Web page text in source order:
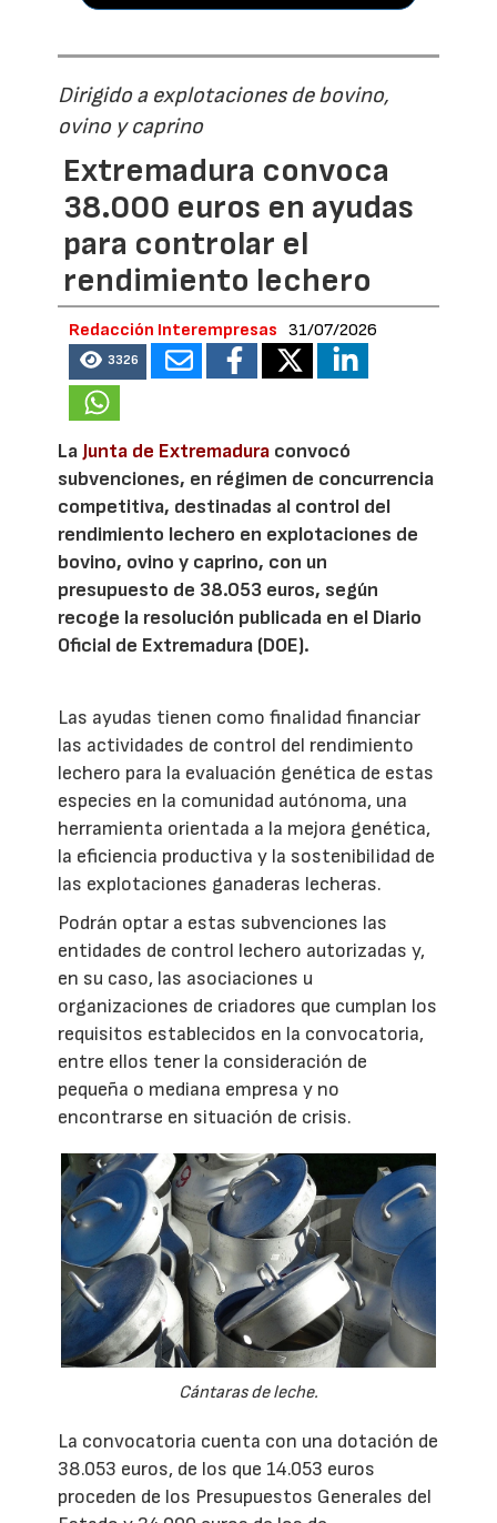
Dirigido a explotaciones de bovino,
ovino y caprino
Extremadura convoca
38.000 euros en ayudas
para controlar el
rendimiento lechero
Redacción Interempresas 31/07/2026
3326
LaJunta de Extremadura convocó
subvenciones, en régimen de concurrencia
competitiva, destinadas al control del
rendimiento lechero en explotaciones de
bovino, ovino y caprino, con un
presupuesto de 38.053 euros, según
recoge la resolución publicada en el Diario
Oficial de Extremadura (DOE).
Las ayudas tienen como finalidad financiar
las actividades de control del rendimiento
lechero para la evaluación genética de estas
especies en la comunidad autónoma, una
herramienta orientada a la mejora genética,
la eficiencia productiva y la sostenibilidad de
las explotaciones ganaderas lecheras.
Podrán optar a estas subvenciones las
entidades de control lechero autorizadas y,
en su caso, las asociaciones u
organizaciones de criadores que cumplan los
requisitos establecidos en la convocatoria,
entre ellos tener la consideración de
pequeña o mediana empresa y no
encontrarse en situación de crisis.
Cántaras de leche.
La convocatoria cuenta con una dotación de
38.053 euros, de los que 14.053 euros
proceden de los Presupuestos Generales del